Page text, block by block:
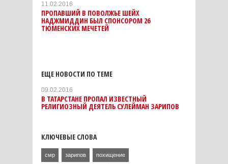
11.02.2016
ПРОПАВШИЙ В ПОВОЛЖЬЕ ШЕЙХ
НАДЖМИДДИН БЫЛ СПОНСОРОМ 26
ТЮМЕНСКИХ МЕЧЕТЕЙ
ЕЩЕ НОВОСТИ ПО ТЕМЕ
09.02.2016
В ТАТАРСТАНЕ ПРОПАЛ ИЗВЕСТНЫЙ
РЕЛИГИОЗНЫЙ ДЕЯТЕЛЬ СУЛЕЙМАН ЗАРИПОВ
КЛЮЧЕВЫЕ СЛОВА
смр зарипов похищение